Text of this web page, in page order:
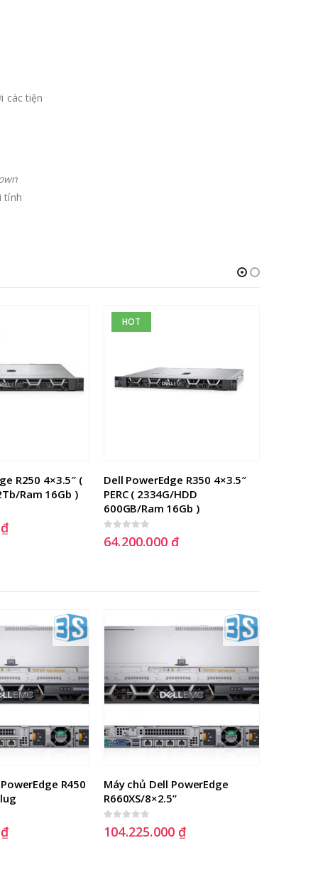
các tiện
tính
R250 4×3.5″ (
Ram 16Gb )
₫
HOT
Dell PowerEdge R350 4×3.5″
PERC ( 2334G/HDD
600GB/Ram 16Gb )
0out of 5
64.200.000 ₫
R450
₫
Máy chủ Dell PowerEdge
R660XS/8×2.5”
0out of 5
104.225.000 ₫